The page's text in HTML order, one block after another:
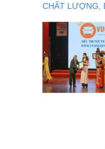
CHẤT LƯỢNG,